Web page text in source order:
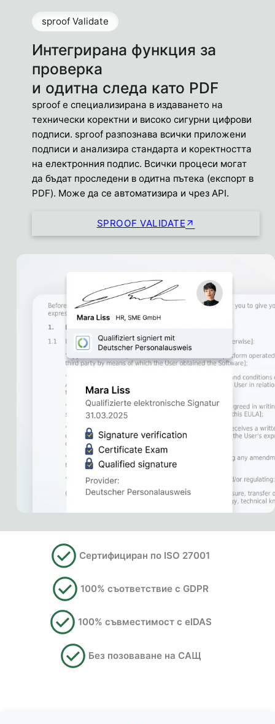
Интегрирана функция за
проверка
и одитна следа като PDF
sproof Validate
sproof е специализирана в издаването на
технически коректни и високо сигурни цифрови
подписи. sproof разпознава всички приложени
подписи и анализира стандарта и коректността
на електронния подпис. Всички процеси могат
да бъдат проследени в одитна пътека (експорт в
PDF). Може да се автоматизира и чрез API.
SPROOF VALIDATE
Сертифициран по ISO 27001
100% съответствие с GDPR
100% съвместимост с eIDAS
Без позоваване на САЩ